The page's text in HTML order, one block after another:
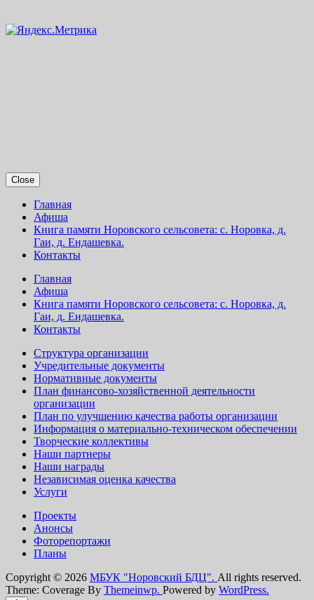
Close
Главная
Афиша
Книга памяти Норовского сельсовета: с. Норовка, д.
Гаи, д. Ендашевка.
Контакты
Главная
Афиша
Книга памяти Норовского сельсовета: с. Норовка, д.
Гаи, д. Ендашевка.
Контакты
Структура организации
Учредительные документы
Нормативные документы
План финансово-хозяйственной деятельности
организации
План по улучшению качества работы организации
Информация о материально-техническом обеспечении
Творческие коллективы
Наши партнеры
Наши награды
Независимая оценка качества
Услуги
Проекты
Анонсы
Фоторепортажи
Планы
Copyright © 2026 МБУК "Норовский БДЦ". All rights reserved.
Theme: Coverage By Themeinwp. Powered by WordPress.